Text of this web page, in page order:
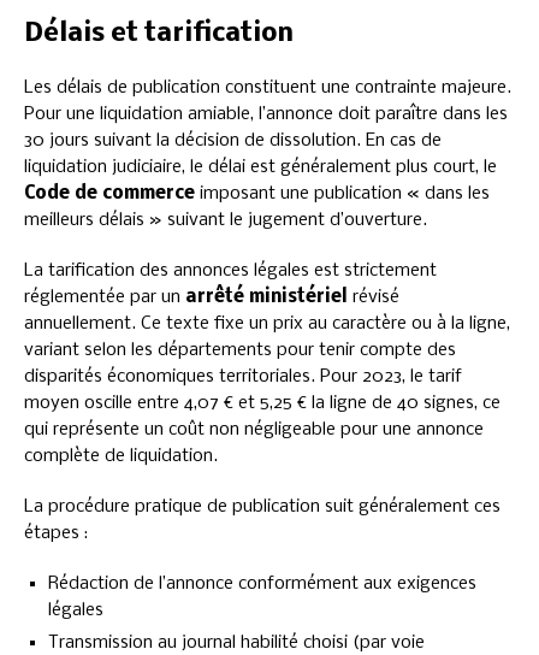
Délais et tarification
Les délais de publication constituent une contrainte majeure.
Pour une liquidation amiable, l’annonce doit paraître dans les
30 jours suivant la décision de dissolution. En cas de
liquidation judiciaire, le délai est généralement plus court, le
Code de commerce imposant une publication « dans les
meilleurs délais » suivant le jugement d’ouverture.
La tarification des annonces légales est strictement
réglementée par un arrêté ministériel révisé
annuellement. Ce texte fixe un prix au caractère ou à la ligne,
variant selon les départements pour tenir compte des
disparités économiques territoriales. Pour 2023, le tarif
moyen oscille entre 4,07 € et 5,25 € la ligne de 40 signes, ce
qui représente un coût non négligeable pour une annonce
complète de liquidation.
La procédure pratique de publication suit généralement ces
étapes :
Rédaction de l’annonce conformément aux exigences
légales
Transmission au journal habilité choisi (par voie